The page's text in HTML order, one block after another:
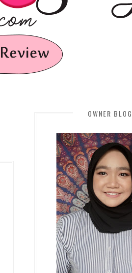
OWNER BLOG